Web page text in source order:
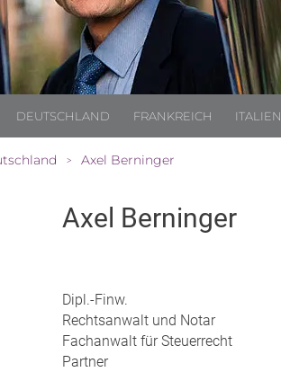
DEUTSCHLAND FRANKREICH ITALIEN
> Axel Berninger
Axel Berninger
Dipl.-Finw.
Rechtsanwalt und Notar
Fachanwalt für Steuerrecht
Partner